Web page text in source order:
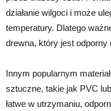
działanie wilgoci i może
temperatury. Dlatego
drewna, który jest
Innym popularnym
sztuczne, takie jak PVC
łatwe w utrzymaniu,